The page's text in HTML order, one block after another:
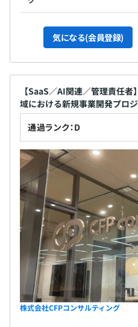
気になる(会員登録)
【SaaS／AI関連／管理責任
域における新規事業開発プロ
通過ランク：D
株式会社CFPコンサルティング